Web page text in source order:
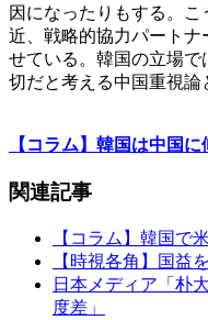
因になったりもする。
近、戦略的協力パート
せている。韓国の立場
切だと考える中国重視論
【コラム】韓国は中国に
関連記事
【コラム】韓国で
【時視各角】国益
日本メディア「朴
度差」